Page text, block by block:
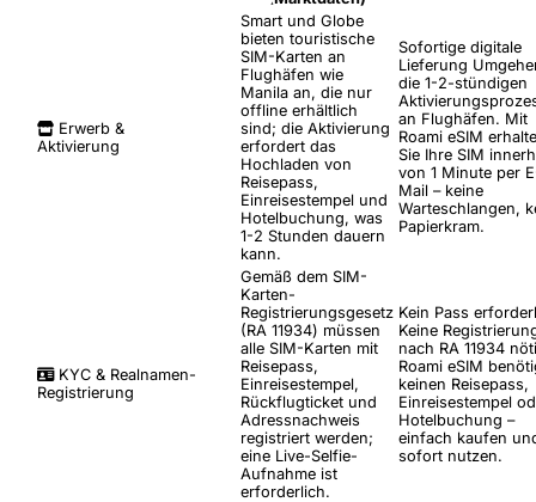
Erwerb &
Aktivierung
Smart und Globe
bieten touristische
SIM-Karten an
Flughäfen wie
Manila an, die nur
offline erhältlich
sind; die Aktivierung
erfordert das
Hochladen von
Reisepass,
Einreisestempel und
Hotelbuchung, was
1-2 Stunden dauern
kann.
Sofortige digitale
Lieferung
die 1-2-stündigen
an Flughäfen. Mit
Roami eSIM
Sie Ihre SIM
von 1 Minute per
Mail – keine
Warteschlangen,
Papierkram.
KYC & Realnamen-
Registrierung
Gemäß dem SIM-
Karten-
Registrierungsgesetz
(RA 11934) müssen
alle SIM-Karten mit
Reisepass,
Einreisestempel,
Rückflugticket und
Adressnachweis
registriert werden;
eine Live-Selfie-
Aufnahme ist
erforderlich.
Kein Pass
Keine
nach RA 11934
Roami eSIM
keinen Reisepass,
Einreisestempel
Hotelbuchung –
einfach kaufen
sofort nutzen.